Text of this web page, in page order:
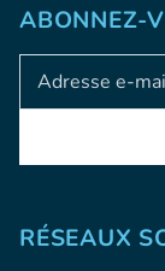
ABONNEZ-
Adresse e-mail
RÉSEAUX